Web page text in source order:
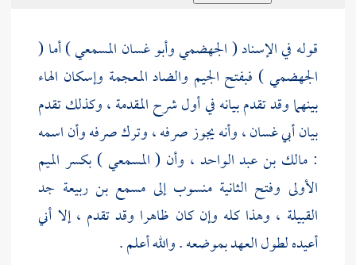
قوله في الإسناد (الجهضميوأبو غسان المسمعي) أما (
الجهضمي) فبفتح الجيم والضاد المعجمة وإسكان الهاء
بينهما وقد تقدم بيانه في أول شرح المقدمة ، وكذلك تقدم
بيانأبي غسان، وأنه يجوز صرفه ، وترك صرفه وأن اسمه
: مالك بن عبد الواحد ، وأن (المسمعي) بكسر الميم
الأولى وفتح الثانية منسوب إلى مسمع بن ربيعة جد
القبيلة ، وهذا كله وإن كان ظاهرا وقد تقدم ، إلا أني
أعيده لطول العهد بموضعه . والله أعلم .